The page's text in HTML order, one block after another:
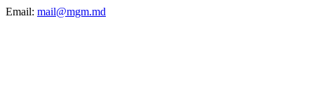
Email: mail@mgm.md